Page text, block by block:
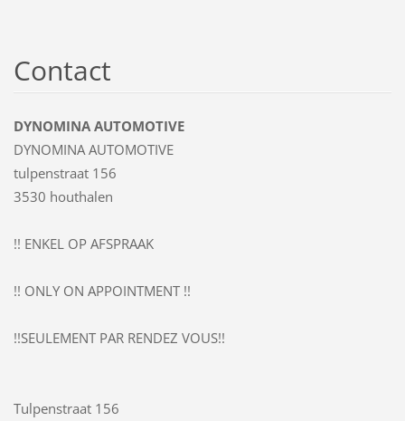
Contact
DYNOMINA AUTOMOTIVE
DYNOMINA AUTOMOTIVE
tulpenstraat 156
3530 houthalen
!! ENKEL OP AFSPRAAK
!! ONLY ON APPOINTMENT !!
!!SEULEMENT PAR RENDEZ VOUS!!
Tulpenstraat 156